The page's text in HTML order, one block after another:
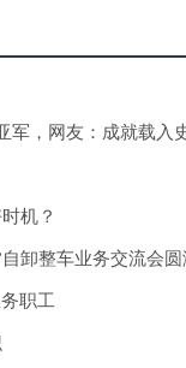
军，网友：成就载入
机？
卸整车业务交流会
职工